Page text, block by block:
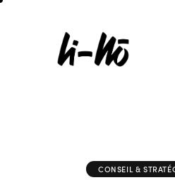
CONSEIL &